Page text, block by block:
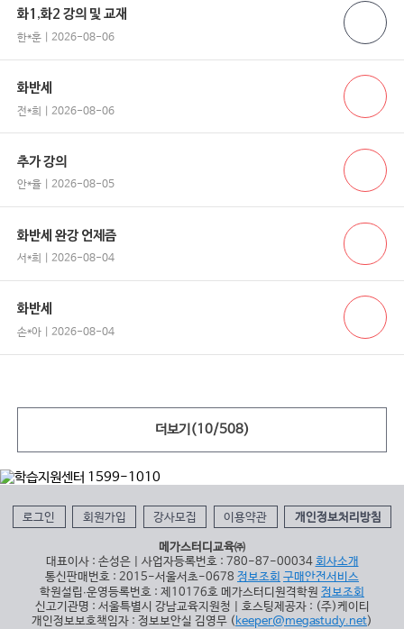
화1,화2 강의 및 교재
한*훈 | 2026-08-06
화반세
전*희 | 2026-08-06
추가 강의
안*율 | 2026-08-05
화반세 완강 언제즘
서*희 | 2026-08-04
화반세
손*아 | 2026-08-04
더보기(10/508)
로그인 회원가입 강사모집 이용약관 개인정보처리방침
메가스터디교육㈜
대표이사 : 손성은 | 사업자등록번호 : 780-87-00034 회사소개
통신판매번호 : 2015-서울서초-0678 정보조회 구매안전서비스
학원설립∙운영등록번호 : 제10176호 메가스터디원격학원 정보조회
신고기관명 : 서울특별시 강남교육지원청 | 호스팅제공자 : (주)케이티
개인정보보호책임자 : 정보보안실 김영무 (keeper@megastudy.net)